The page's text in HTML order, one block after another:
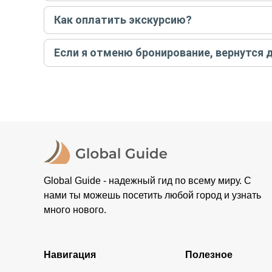
Если экскурсия индивидуальная, гид проведет
условий конкретной экскурсии.
Как оплатить экскурсию?
Создайте заказ на удобную дату и время, и
контакты организатора и точное место встречи.
Если я отменю бронирование, вернутся
Global Guide - надежный гид по всему миру. С
нами ты можешь посетить любой город и узнать
много нового.
Навигация Полезное